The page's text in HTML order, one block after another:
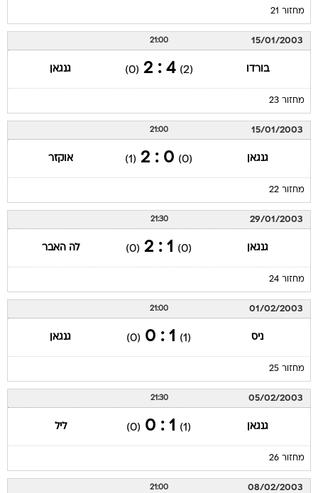
מחזור 21
15/01/2003
21:00
בורדו (2)
4 : 2
(0) גנגאן
מחזור 23
15/01/2003
21:00
גנגאן (0)
0 : 2
(1) אוקזר
מחזור 22
29/01/2003
21:30
גנגאן (0)
1 : 2
(0) לה האבר
מחזור 24
01/02/2003
21:00
ניס (1)
1 : 0
(0) גנגאן
מחזור 25
05/02/2003
21:30
גנגאן (1)
1 : 0
(0) ליל
מחזור 26
08/02/2003
21:00